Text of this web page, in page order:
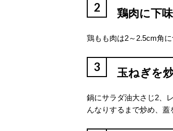
2 鶏肉に下
鶏もも肉は2～2.5cm角
3 玉ねぎを
鍋にサラダ油大さじ2、
んなりするまで炒め、蓋